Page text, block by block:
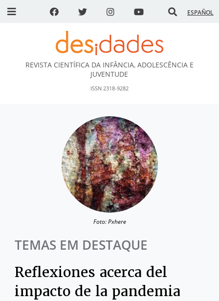
ESPAÑOL
DESidades
REVISTA CIENTÍFICA DA INFÂNCIA, ADOLESCÊNCIA E
JUVENTUDE
ISSN 2318-9282
Foto: Pxhere
TEMAS EM DESTAQUE
Reflexiones acerca del
impacto de la pandemia